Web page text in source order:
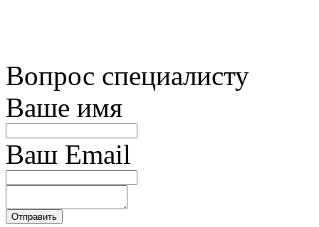
Вопрос специалисту
Ваше имя
Ваш Email